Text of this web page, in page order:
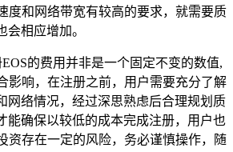
度和网络带宽有较高的要求，就需要质
会相应增加。
的费用并非是一个固定不变的数值,
影响，在注册之前，用户需要充分了解
网络情况，经过深思熟虑后合理规划质
能确保以较低的成本完成注册，用户也
资存在一定的风险，务必谨慎操作，随